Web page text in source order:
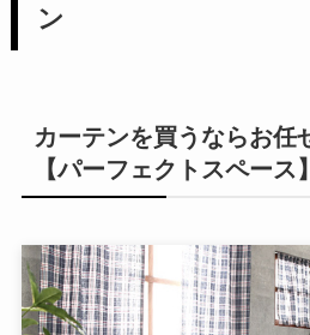
ン
カーテンを買うならお任
【パーフェクトスペース】